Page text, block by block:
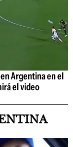
Argentina en el
el video